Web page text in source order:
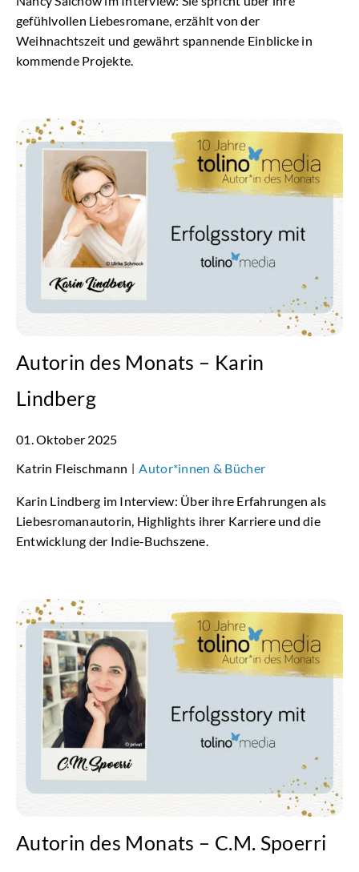
gefühlvollen Liebesromane, erzählt von der
Weihnachtszeit und gewährt spannende Einblicke in
kommende Projekte.
Autorin des Monats – Karin
Lindberg
01. Oktober 2025
Katrin Fleischmann | Autor*innen & Bücher
Karin Lindberg im Interview: Über ihre Erfahrungen als
Liebesromanautorin, Highlights ihrer Karriere und die
Entwicklung der Indie-Buchszene.
Autorin des Monats – C.M. Spoerri